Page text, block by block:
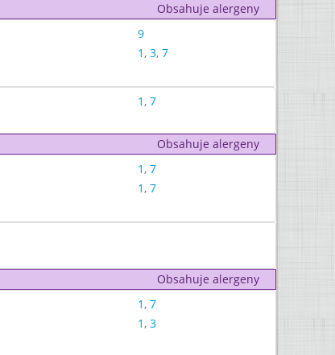
Obsahuje alergeny
9
1, 3, 7
1, 7
Obsahuje alergeny
1, 7
1, 7
Obsahuje alergeny
1, 7
1, 3